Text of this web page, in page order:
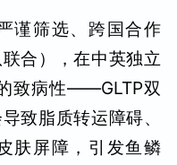
谨筛选、跨国合作
合），在中英独立
致病性——GLTP双
致脂质转运障碍、
肤屏障，引发鱼鳞